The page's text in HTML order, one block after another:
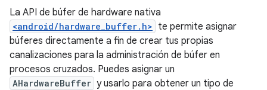
La API de búfer de hardware nativa
<android/hardware_buffer.h> te permite asignar
búferes directamente a fin de crear tus propias
canalizaciones para la administración de búfer en
procesos cruzados. Puedes asignar un
AHardwareBuffer y usarlo para obtener un tipo de